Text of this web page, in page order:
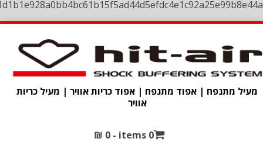
מעיל מתנפח | אפוד מתנפח | אפוד כריות אוויר | מעיל כריות
אוויר
0 items -
₪ 0